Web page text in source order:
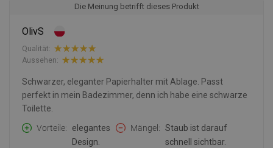
Die Meinung betrifft dieses Produkt
OlivS
Qualität:
Aussehen:
Schwarzer, eleganter Papierhalter mit Ablage. Passt
perfekt in mein Badezimmer, denn ich habe eine schwarze
Toilette.
Vorteile
elegantes
Design.
Mängel
Staub ist darauf
schnell sichtbar.